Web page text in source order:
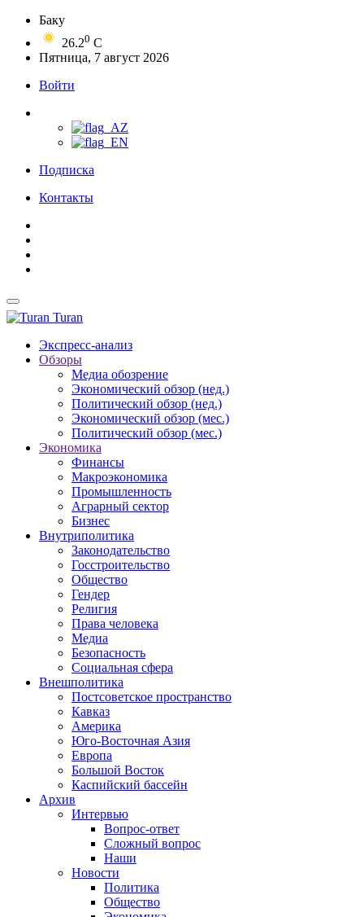
Баку
26.20 C
Пятница, 7 август 2026
Войти
Подписка
Контакты
Turan
Экспресс-анализ
Обзоры
Медиа обозрение
Экономический обзор (нед.)
Политический обзор (нед.)
Экономический обзор (мес.)
Политический обзор (мес.)
Экономика
Финансы
Макроэкономика
Промышленность
Аграрный сектор
Бизнес
Внутриполитика
Законодательство
Госстроительство
Общество
Гендер
Религия
Права человека
Медиа
Безопасность
Социальная сфера
Внешполитика
Постсоветское пространство
Кавказ
Америка
Юго-Восточная Азия
Европа
Большой Восток
Каспийский бассейн
Архив
Интервью
Вопрос-ответ
Сложный вопрос
Наши
Новости
Политика
Общество